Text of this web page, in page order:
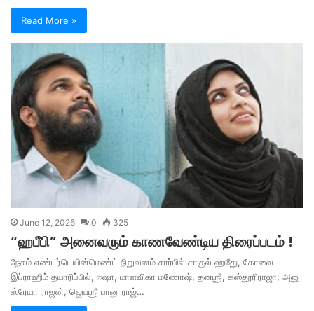
Read More »
June 12, 2026 0 325
“ஹபீபி” அனைவரும் காணவேண்டிய திரைப்படம் !
நேசம் எண்டர்டெயின்மெண்ட் நிறுவனம் சார்பில் சாகுல் ஹமீது, கோவை
இப்ராஹிம் தயாரிப்பில், ஈஷா, மாளவிகா மணோஷ், தனஶ்ரீ, கஸ்தூரிராஜா, அனு
ஸ்ரேயா ராஜன், ஜெயஶ்ரீ பானு ராஜ்…